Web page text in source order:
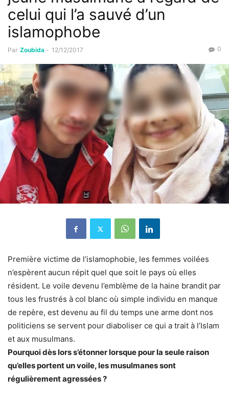
celui qui l’a sauvé d’un
islamophobe
Par Zoubida - 12/12/2017 0
Première victime de l’islamophobie, les femmes voilées
n’espèrent aucun répit quel que soit le pays où elles
résident. Le voile devenu l’emblème de la haine brandit par
tous les frustrés à col blanc où simple individu en manque
de repère, est devenu au fil du temps une arme dont nos
politiciens se servent pour diaboliser ce qui a trait à l’Islam
et aux musulmans.
Pourquoi dès lors s’étonner lorsque pour la seule raison
qu’elles portent un voile, les musulmanes sont
régulièrement agressées ?